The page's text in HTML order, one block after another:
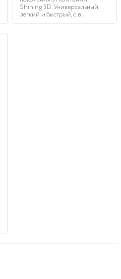
Shining 3D. Универсальный,
легкий и быстрый, с в...